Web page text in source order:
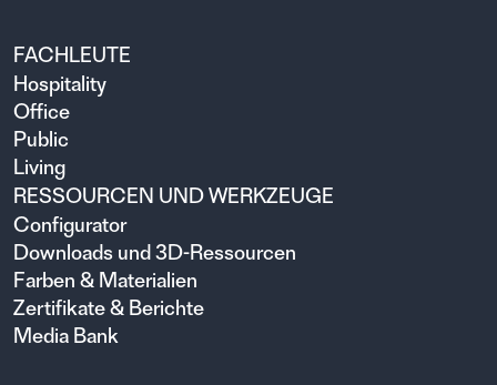
FACHLEUTE
Hospitality
Office
Public
Living
RESSOURCEN UND WERKZEUGE
Configurator
Downloads und 3D-Ressourcen
Farben & Materialien
Zertifikate & Berichte
Media Bank